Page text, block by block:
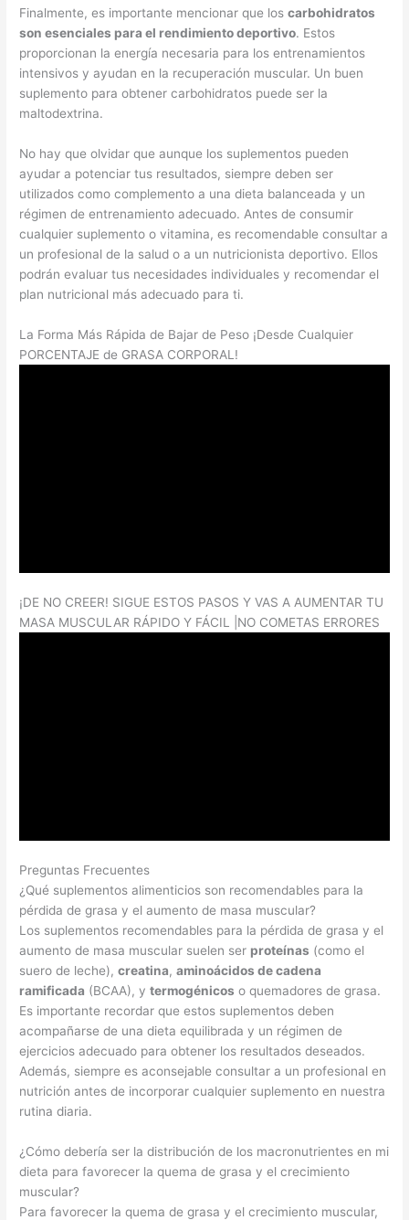
Finalmente, es importante mencionar que loscarbohidratos
son esenciales para el rendimiento deportivo. Estos
proporcionan la energía necesaria para los entrenamientos
intensivos y ayudan en la recuperación muscular. Un buen
suplemento para obtener carbohidratos puede ser la
maltodextrina.
No hay que olvidar que aunque los suplementos pueden
ayudar a potenciar tus resultados, siempre deben ser
utilizados como complemento a una dieta balanceada y un
régimen de entrenamiento adecuado. Antes de consumir
cualquier suplemento o vitamina, es recomendable consultar a
un profesional de la salud o a un nutricionista deportivo. Ellos
podrán evaluar tus necesidades individuales y recomendar el
plan nutricional más adecuado para ti.
La Forma Más Rápida de Bajar de Peso ¡Desde Cualquier
PORCENTAJE de GRASA CORPORAL!
¡DE NO CREER! SIGUE ESTOS PASOS Y VAS A AUMENTAR TU
MASA MUSCULAR RÁPIDO Y FÁCIL |NO COMETAS ERRORES
Preguntas Frecuentes
¿Qué suplementos alimenticios son recomendables para la
pérdida de grasa y el aumento de masa muscular?
Los suplementos recomendables para la pérdida de grasa y el
aumento de masa muscular suelen ser proteínas (como el
suero de leche),creatina,aminoácidos de cadena
ramificada (BCAA), ytermogénicos o quemadores de grasa.
Es importante recordar que estos suplementos deben
acompañarse de una dieta equilibrada y un régimen de
ejercicios adecuado para obtener los resultados deseados.
Además, siempre es aconsejable consultar a un profesional en
nutrición antes de incorporar cualquier suplemento en nuestra
rutina diaria.
¿Cómo debería ser la distribución de los macronutrientes en mi
dieta para favorecer la quema de grasa y el crecimiento
muscular?
Para favorecer la quema de grasa y el crecimiento muscular,